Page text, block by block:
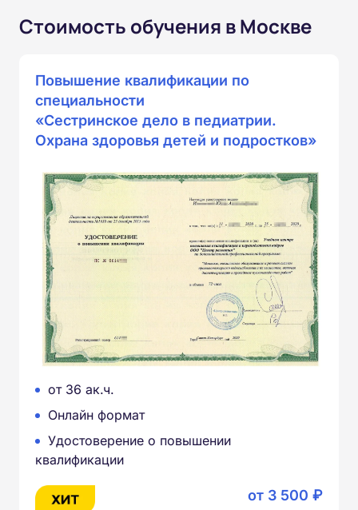
Стоимость обучения в Москве
Повышение квалификации по
специальности
«Сестринское дело в педиатрии.
Охрана здоровья детей и подростков»
от 36 ак.ч.
Онлайн формат
Удостоверение о повышении
квалификации
от 3 500 ₽